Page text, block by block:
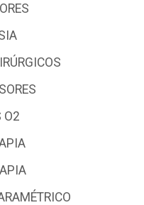
O2